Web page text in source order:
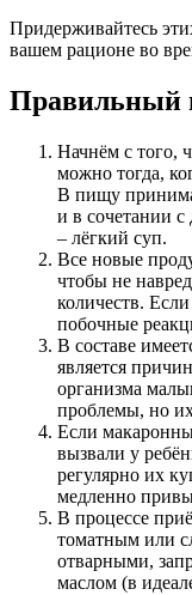
Придерживайтесь
вашем рационе во
Правильный
Начнём с того,
можно тогда,
В пищу
и в сочетании
– лёгкий суп.
Все новые
чтобы не
количеств.
побочные
В составе
является
организма
проблемы, но их
Если
вызвали у
регулярно их
медленно
В процессе
томатным или
отварными,
маслом (в